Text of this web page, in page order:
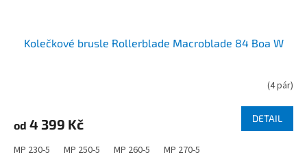
Kolečkové brusle Rollerblade Macroblade 84 Boa W
(4 pár)
od 4 399 Kč DETAIL
MP 230-5 MP 250-5 MP 260-5 MP 270-5